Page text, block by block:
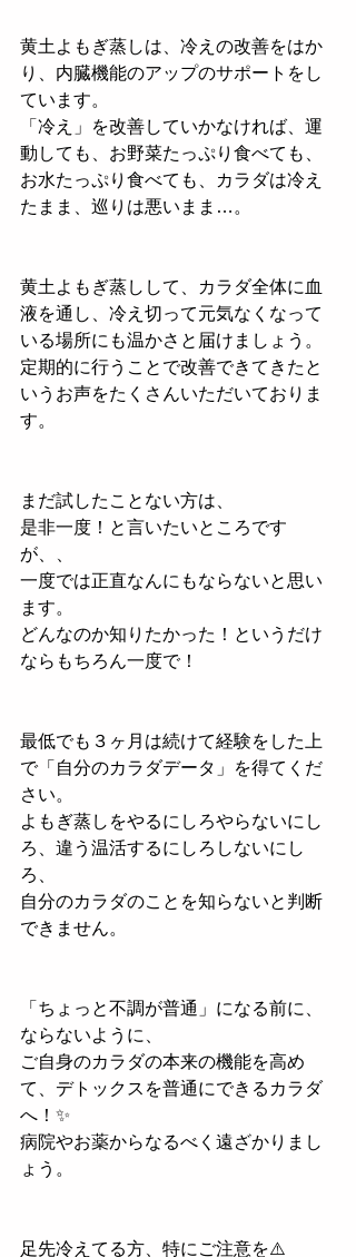
黄土よもぎ蒸しは、冷えの改善をはか
り、内臓機能のアップのサポートをし
ています。
「冷え」を改善していかなければ、運
動しても、お野菜たっぷり食べても、
お水たっぷり食べても、カラダは冷え
たまま、巡りは悪いまま…。
黄土よもぎ蒸しして、カラダ全体に血
液を通し、冷え切って元気なくなって
いる場所にも温かさと届けましょう。
定期的に行うことで改善できてきたと
いうお声をたくさんいただいておりま
す。
まだ試したことない方は、
是非一度！と言いたいところです
が、、
一度では正直なんにもならないと思い
ます。
どんなのか知りたかった！というだけ
ならもちろん一度で！
最低でも３ヶ月は続けて経験をした上
で「自分のカラダデータ」を得てくだ
さい。
よもぎ蒸しをやるにしろやらないにし
ろ、違う温活するにしろしないにし
ろ、
自分のカラダのことを知らないと判断
できません。
「ちょっと不調が普通」になる前に、
ならないように、
ご自身のカラダの本来の機能を高め
て、デトックスを普通にできるカラダ
へ！✨
病院やお薬からなるべく遠ざかりまし
ょう。
足先冷えてる方、特にご注意を⚠️